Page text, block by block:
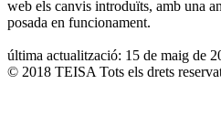
web els canvis introduïts, amb una
posada en funcionament.
última actualització: 15 de maig de
© 2018 TEISA Tots els drets